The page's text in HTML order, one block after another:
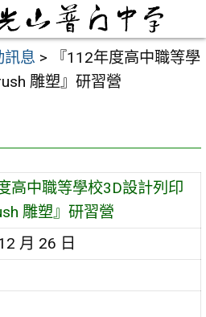
訊息 >
『112年度高中職等學
雕塑』研習營
高中職等學校3D設計列印
雕塑』研習營
月 26 日